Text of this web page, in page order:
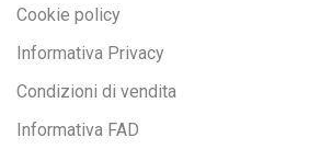
Cookie policy
Informativa Privacy
Condizioni di vendita
Informativa FAD